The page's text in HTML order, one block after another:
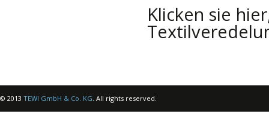
Klicken sie
© 2013 TEWI GmbH & Co. KG. All rights reserved.